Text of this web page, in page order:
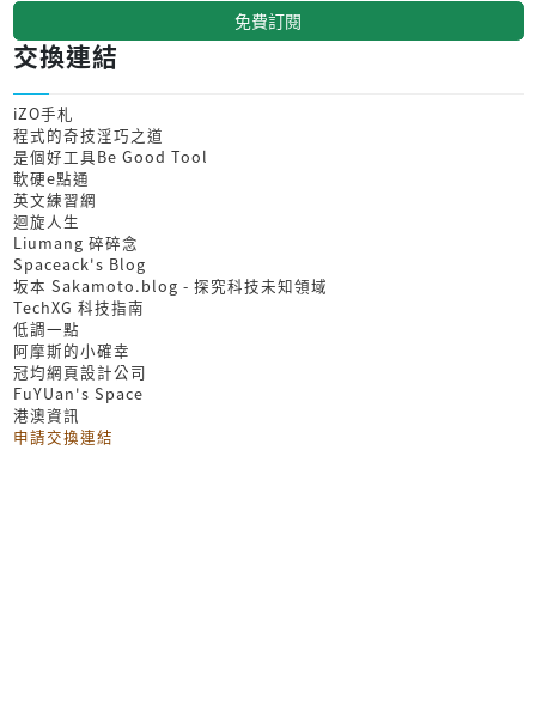
免費訂閱
交換連結
iZO手札
程式的奇技淫巧之道
是個好工具Be Good Tool
軟硬e點通
英文練習網
迴旋人生
Liumang 碎碎念
Spaceack's Blog
坂本 Sakamoto.blog - 探究科技未知領域
TechXG 科技指南
低調一點
阿摩斯的小確幸
冠均網頁設計公司
FuYUan's Space
港澳資訊
申請交換連結